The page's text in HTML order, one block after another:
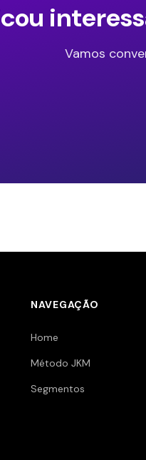
Vamos
NAVEGAÇÃO
Home
Método JKM
Segmentos